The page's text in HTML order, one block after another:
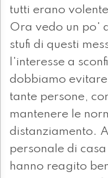
tutti erano
Ora vedo un po'
stufi di questi
l'interesse a
dobbiamo
tante persone,
mantenere le
distanziamento.
personale di
hanno reagito